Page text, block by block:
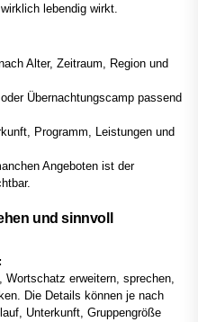
lebendig wirkt.
Alter, Zeitraum, Region und
Übernachtungscamp passend
Programm, Leistungen und
Angeboten ist der
und sinnvoll
Wortschatz erweitern, sprechen,
Die Details können je nach
Unterkunft, Gruppengröße